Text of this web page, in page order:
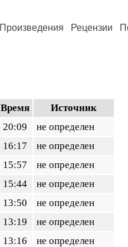
Произведения Рецензии
Время
Источник
20:09
не определен
16:17
не определен
15:57
не определен
15:44
не определен
13:50
не определен
13:19
не определен
13:16
не определен